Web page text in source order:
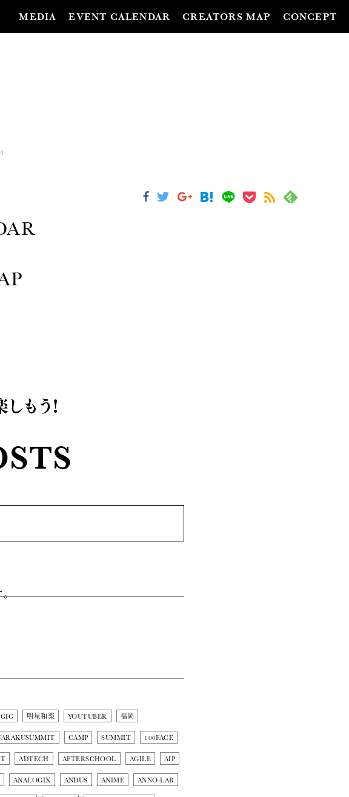
MEDIA EVENT CALENDAR CREATORS MAP CONCEPT
GIG 明星和楽 YOUTUBER 福岡
CAMP SUMMIT 100FACE
ADTECH AFTERSCHOOL AGILE AIP
ANALOGIX ANDUS ANIME ANNO-LAB
もう!